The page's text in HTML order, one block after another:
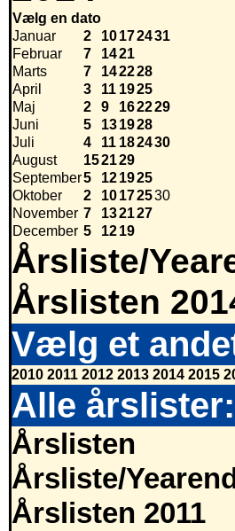
Vælg en dato
Januar
2 10172431
Februar
7 1421
Marts
7 142228
April
3 11 1925
Maj
2 9 162229
Juni
5 131928
Juli
4 11 182430
August
152129
September5 121925
Oktober
2 10172530
November 7 132127
December 5 1219
Årsliste/
Årslisten
Vælg et
2010 2011 2012 2013 2014 2015
Alle årslister:
Årslisten
Årsliste/
Årslisten 2011